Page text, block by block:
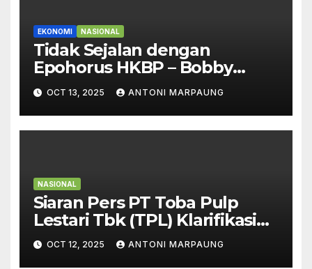
EKONOMI NASIONAL
Tidak Sejalan dengan
Epohorus HKBP – Bobby
Bersikeras PT TPL Punya Hak
untuk Beroperasi
OCT 13, 2025 ANTONI MARPAUNG
NASIONAL
Siaran Pers PT Toba Pulp
Lestari Tbk (TPL) Klarifikasi
atas Informasi Tidak Akurat
Terkait Kejadian di Sihaporas
OCT 12, 2025 ANTONI MARPAUNG